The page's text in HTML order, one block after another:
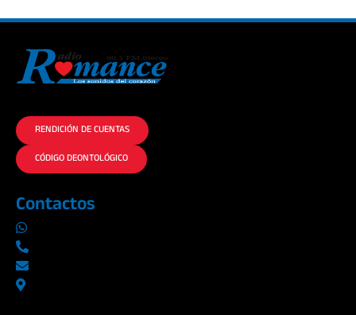
RENDICIÓN DE CUENTAS
CÓDIGO DEONTOLÓGICO
Contactos